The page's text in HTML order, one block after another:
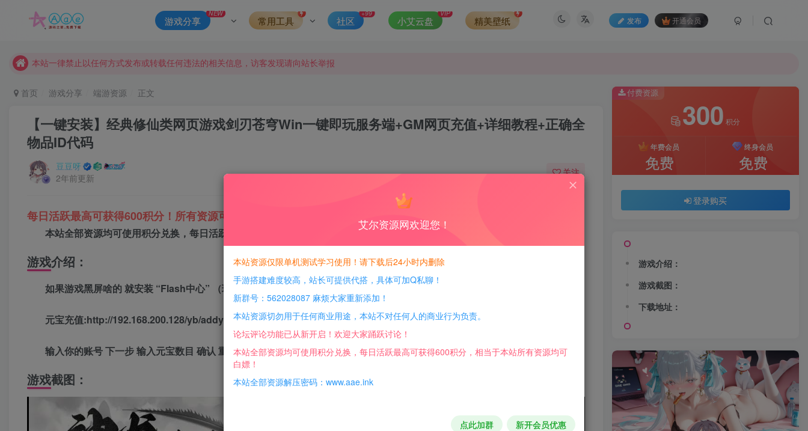
发布 开通会员
游戏分享
NEW
常用工具 社区
+99
小艾云盘
VIP
精美壁纸
本站资源大多存储在云盘，如发现链接失效，请联系我们我们会第一时间更新。
现在赞助会员享受专属折扣，详情点击此条公告。
首页 游戏分享 端游资源 正文
【一键安装】经典修仙类网页游戏剑刃苍穹Win一键即玩服务端+GM网页充值+详细教程+正确全
物品ID代码
豆豆呀
2年前更新
关注
每日活跃最高可获得600积分！所有资源可以使用积分免费兑换！
本站全部资源均可使用积分兑换，每日活跃最高可获得600积分，相当于本站所有资源均可白嫖！
游戏介绍：
如果游戏黑屏啥的 就安装 “Flash中心” （现在flash的页游基本都要用,大部分浏览器对Flash都不太兼容）
元宝充值:http://192.168.200.128/yb/addyb.php
输入你的账号 下一步 输入元宝数目 确认 重新登录游戏生效
游戏截图：
付费资源
300 积分
年费会员
免费
终身会员
免费
登录购买
游戏介绍：
游戏截图：
下载地址：
艾尔资源网欢迎您！
本站资源仅限单机测试学习使用！请下载后24小时内删除
手游搭建难度较高，站长可提供代搭，具体可加Q私聊！
新群号：562028087 麻烦大家重新添加！
本站资源切勿用于任何商业用途，本站不对任何人的商业行为负责。
论坛评论功能已从新开启！欢迎大家踊跃讨论！
本站全部资源均可使用积分兑换，每日活跃最高可获得600积分，相当于本站所有资源均可
白嫖！
本站全部资源解压密码：www.aae.ink
点此加群 新开会员优惠